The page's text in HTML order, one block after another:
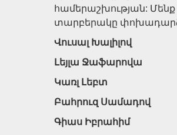
համերաշխության: Մենք
տարբերակը փոխադարձ
Վուսալ Խալիլով
Լեյլա Ջաֆարովա
Կառլ Լեբտ
Բահրուզ Սամադով
Գիաս Իբրահիմ